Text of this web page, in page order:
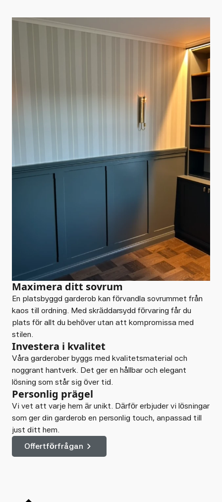
Maximera ditt sovrum
En platsbyggd garderob kan förvandla sovrummet från
kaos till ordning. Med skräddarsydd förvaring får du
plats för allt du behöver utan att kompromissa med
stilen.
Investera i kvalitet
Våra garderober byggs med kvalitetsmaterial och
noggrant hantverk. Det ger en hållbar och elegant
lösning som står sig över tid.
Personlig prägel
Vi vet att varje hem är unikt. Därför erbjuder vi lösningar
som ger din garderob en personlig touch, anpassad till
just ditt hem.
Offertförfrågan